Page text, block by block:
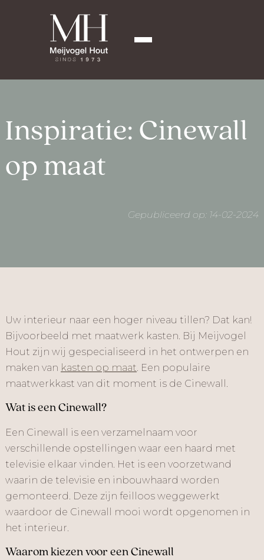
Inspiratie: Cinewall
op maat
Gepubliceerd op: 14-02-2024
Uw interieur naar een hoger niveau tillen? Dat kan!
Bijvoorbeeld met maatwerk kasten. Bij Meijvogel
Hout zijn wij gespecialiseerd in het ontwerpen en
maken van kasten op maat. Een populaire
maatwerkkast van dit moment is de Cinewall.
Wat is een Cinewall?
Een Cinewall is een verzamelnaam voor
verschillende opstellingen waar een haard met
televisie elkaar vinden. Het is een voorzetwand
waarin de televisie en inbouwhaard worden
gemonteerd. Deze zijn feilloos weggewerkt
waardoor de Cinewall mooi wordt opgenomen in
het interieur.
Waarom kiezen voor een Cinewall